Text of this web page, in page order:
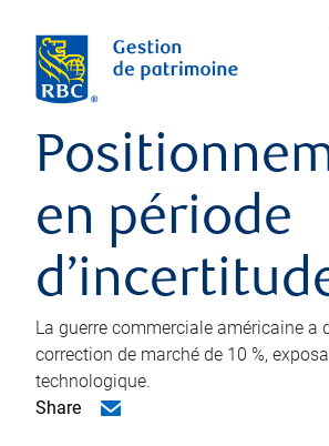
en période
La guerre commerciale américaine a
correction de marché de 10 %,
technologique.
Share